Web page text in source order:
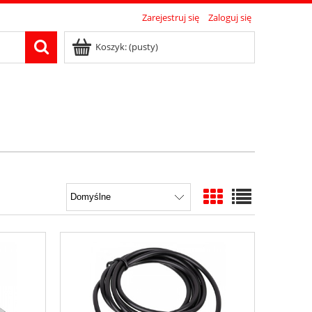
Zarejestruj się Zaloguj się
Koszyk:(pusty)